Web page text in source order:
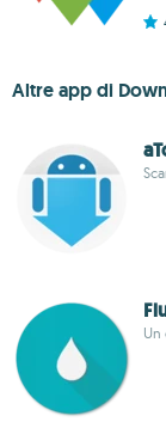
Altre app di
Un